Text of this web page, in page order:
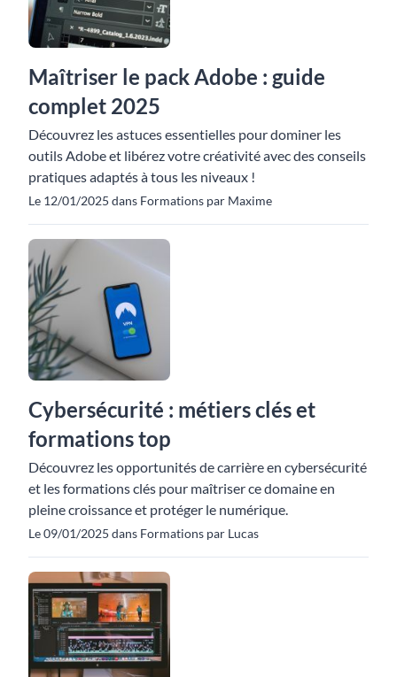
Maîtriser le pack Adobe : guide
complet 2025
Découvrez les astuces essentielles pour dominer les
outils Adobe et libérez votre créativité avec des conseils
pratiques adaptés à tous les niveaux !
Le 12/01/2025 dans Formations par Maxime
Cybersécurité : métiers clés et
formations top
Découvrez les opportunités de carrière en cybersécurité
et les formations clés pour maîtriser ce domaine en
pleine croissance et protéger le numérique.
Le 09/01/2025 dans Formations par Lucas